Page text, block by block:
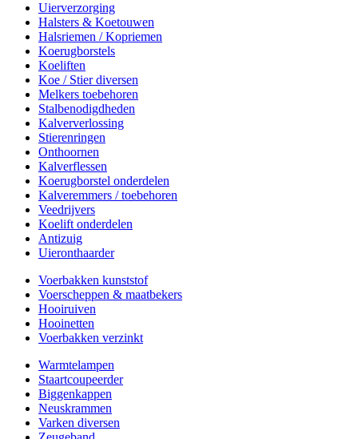
Uierverzorging
Halsters & Koetouwen
Halsriemen / Kopriemen
Koerugborstels
Koeliften
Koe / Stier diversen
Melkers toebehoren
Stalbenodigdheden
Kalververlossing
Stierenringen
Onthoornen
Kalverflessen
Koerugborstel onderdelen
Kalveremmers / toebehoren
Veedrijvers
Koelift onderdelen
Antizuig
Uieronthaarder
Voerbakken kunststof
Voerscheppen & maatbekers
Hooiruiven
Hooinetten
Voerbakken verzinkt
Warmtelampen
Staartcoupeerder
Biggenkappen
Neuskrammen
Varken diversen